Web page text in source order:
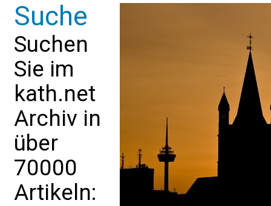
Suche
Suchen
Sie im
kath.net
Archiv in
über
70000
Artikeln: